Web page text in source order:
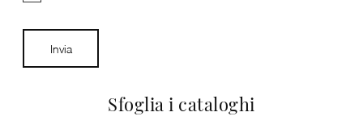
Sfoglia i cataloghi
Invia